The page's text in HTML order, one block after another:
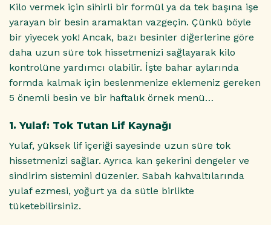
Kilo vermek için sihirli bir formül ya da tek başına işe
yarayan bir besin aramaktan vazgeçin. Çünkü böyle
bir yiyecek yok! Ancak, bazı besinler diğerlerine göre
daha uzun süre tok hissetmenizi sağlayarak kilo
kontrolüne yardımcı olabilir. İşte bahar aylarında
formda kalmak için beslenmenize eklemeniz gereken
5 önemli besin ve bir haftalık örnek menü…
1. Yulaf: Tok Tutan Lif Kaynağı
Yulaf, yüksek lif içeriği sayesinde uzun süre tok
hissetmenizi sağlar. Ayrıca kan şekerini dengeler ve
sindirim sistemini düzenler. Sabah kahvaltılarında
yulaf ezmesi, yoğurt ya da sütle birlikte
tüketebilirsiniz.